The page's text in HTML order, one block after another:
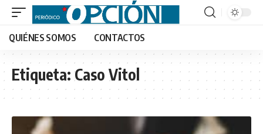
QUIÉNES SOMOS CONTACTOS
Etiqueta:Caso Vitol